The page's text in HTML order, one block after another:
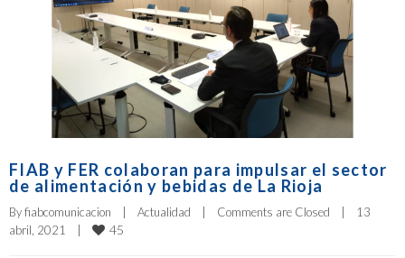
FIAB y FER colaboran para impulsar el sector
de alimentación y bebidas de La Rioja
By fiabcomunicacion Actualidad Comments are Closed
13
abril, 2021
45